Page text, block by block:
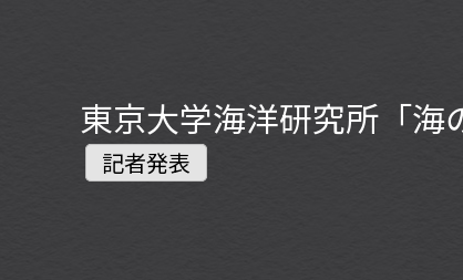
東京大学海洋研究所「海
記者発表